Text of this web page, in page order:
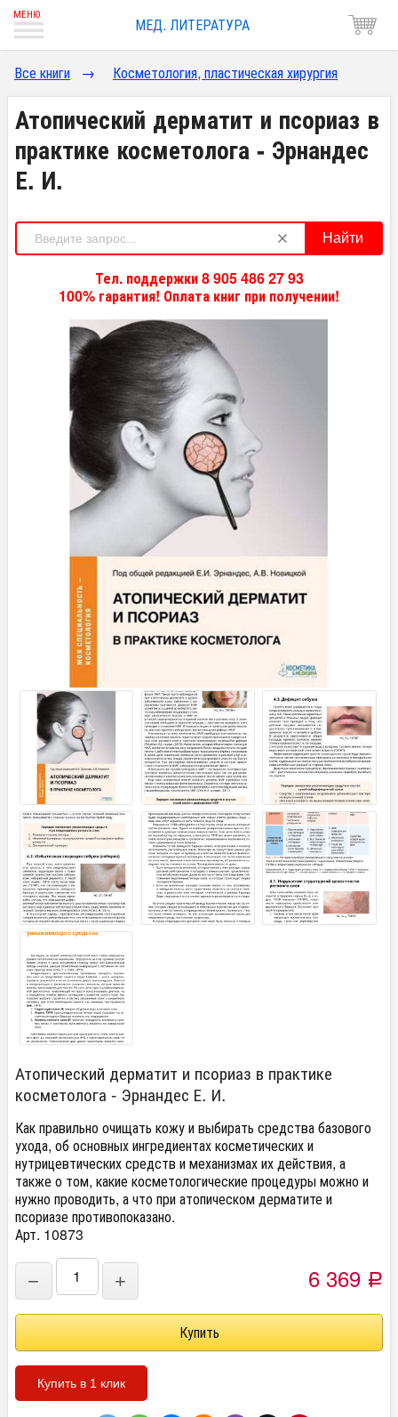
МЕД. ЛИТЕРАТУРА
Все книги → Косметология, пластическая хирургия
Атопический дерматит и псориаз в
практике косметолога - Эрнандес
Е. И.
Найти
Тел. поддержки 8 905 486 27 93
100% гарантия! Оплата книг при получении!
Атопический дерматит и псориаз в практике
косметолога - Эрнандес Е. И.
Как правильно очищать кожу и выбирать средства базового
ухода, об основных ингредиентах косметических и
нутрицевтических средств и механизмах их действия, а
также о том, какие косметологические процедуры можно и
нужно проводить, а что при атопическом дерматите и
псориазе противопоказано.
Арт. 10873
− + 6 369 Р
Купить в 1 клик